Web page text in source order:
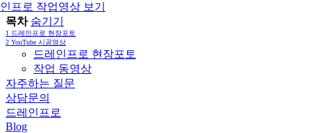
프로 작업영상 보기
목차 숨기기
1 드레인프로 현장포토
2 YouTube 시공영상
드레인프로 현장포토
작업 동영상
자주하는 질문
상담문의
드레인프로
Blog